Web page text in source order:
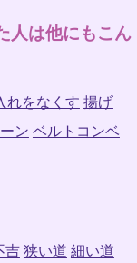
人は他にもこん
れをなくす 揚げ
ン ベルトコンベ
吉 狭い道 細い道